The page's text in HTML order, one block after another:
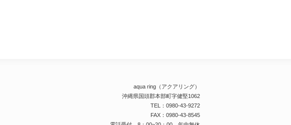
aqua ring（アクアリング）
沖縄県国頭郡本部町字健堅1062
TEL：0980-43-9272
FAX：0980-43-8545